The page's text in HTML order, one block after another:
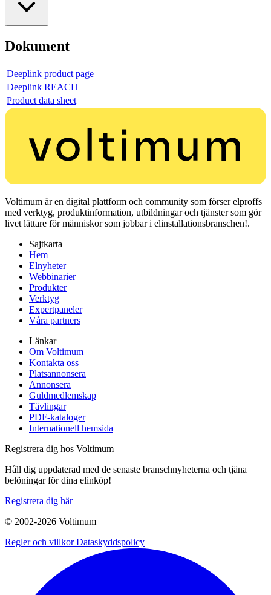
Dokument
Deeplink product page
Deeplink REACH
Product data sheet
Voltimum är en digital plattform och community som förser elproffs
med verktyg, produktinformation, utbildningar och tjänster som gör
livet lättare för människor som jobbar i elinstallationsbranschen!.
Sajtkarta
Hem
Elnyheter
Webbinarier
Produkter
Verktyg
Expertpaneler
Våra partners
Länkar
Om Voltimum
Kontakta oss
Platsannonsera
Annonsera
Guldmedlemskap
Tävlingar
PDF-kataloger
Internationell hemsida
Registrera dig hos Voltimum
Håll dig uppdaterad med de senaste branschnyheterna och tjäna
belöningar för dina elinköp!
Registrera dig här
© 2002-2026 Voltimum
Regler och villkorDataskyddspolicy